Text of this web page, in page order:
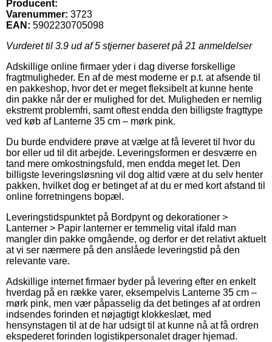
Producent:
Varenummer: 3723
EAN: 5902230705098
Vurderet til 3.9 ud af 5 stjerner baseret på 21 anmeldelser
Adskillige online firmaer yder i dag diverse forskellige
fragtmuligheder. En af de mest moderne er p.t. at afsende til
en pakkeshop, hvor det er meget fleksibelt at kunne hente
din pakke når der er mulighed for det. Muligheden er nemlig
ekstremt problemfri, samt oftest endda den billigste fragttype
ved køb af Lanterne 35 cm – mørk pink.
Du burde endvidere prøve at vælge at få leveret til hvor du
bor eller ud til dit arbejde. Leveringsformen er desværre en
tand mere omkostningsfuld, men endda meget let. Den
billigste leveringsløsning vil dog altid være at du selv henter
pakken, hvilket dog er betinget af at du er med kort afstand til
online forretningens bopæl.
Leveringstidspunktet på Bordpynt og dekorationer >
Lanterner > Papir lanterner er temmelig vital ifald man
mangler din pakke omgående, og derfor er det relativt aktuelt
at vi ser nærmere på den anslåede leveringstid på den
relevante vare.
Adskillige internet firmaer byder på levering efter en enkelt
hverdag på en række varer, eksempelvis Lanterne 35 cm –
mørk pink, men vær påpasselig da det betinges af at ordren
indsendes forinden et nøjagtigt klokkeslæt, med
hensynstagen til at de har udsigt til at kunne nå at få ordren
ekspederet forinden logistikpersonalet drager hjemad.